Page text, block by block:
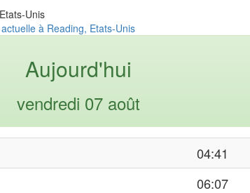
Unis
à Reading, Etats-Unis
Aujourd'hui
vendredi 07 août
04:41
06:07